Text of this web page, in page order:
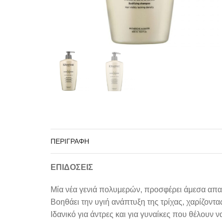
ΠΕΡΙΓΡΑΦΉ
ΕΠΙΔΟΣΕΙΣ
Μία νέα γενιά πολυμερών, προσφέρει άμεσα
Βοηθάει την υγιή ανάπτυξη της τρίχας,
Ιδανικό για άντρες και για γυναίκες που